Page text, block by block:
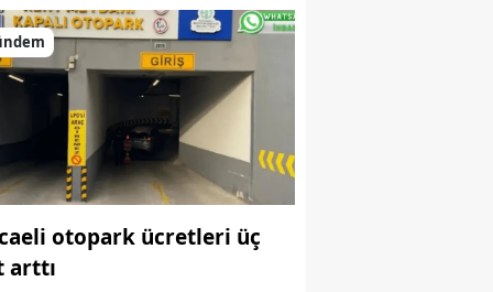
Bilecik
Bingöl
Bolu
Burdur
Bursa
otopark ücretleri üç
arttı